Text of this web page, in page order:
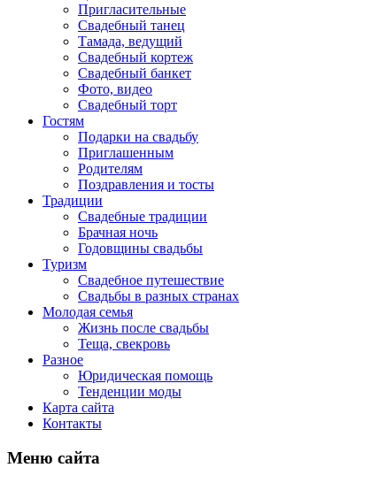
Пригласительные
Свадебный танец
Тамада, ведущий
Свадебный кортеж
Свадебный банкет
Фото, видео
Свадебный торт
Гостям
Подарки на свадьбу
Приглашенным
Родителям
Поздравления и тосты
Традиции
Свадебные традиции
Брачная ночь
Годовщины свадьбы
Туризм
Свадебное путешествие
Свадьбы в разных странах
Молодая семья
Жизнь после свадьбы
Теща, свекровь
Разное
Юридическая помощь
Тенденции моды
Карта сайта
Контакты
Меню сайта